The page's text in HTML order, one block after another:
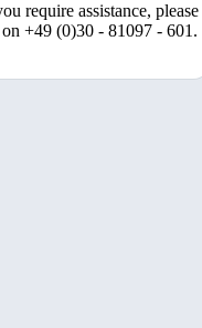
require assistance, please
+49 (0)30 - 81097 - 601.